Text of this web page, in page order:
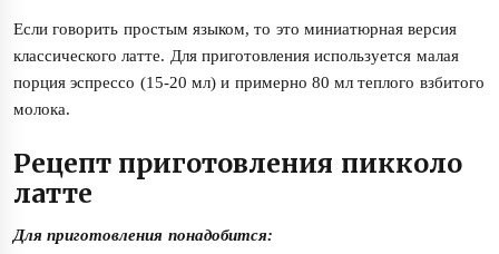
Если говорить простым языком, то это миниатюрная версия
классического латте. Для приготовления используется малая
порция эспрессо (15-20 мл) и примерно 80 мл теплого взбитого
молока.
Рецепт приготовления пикколо
латте
Для приготовления понадобится: